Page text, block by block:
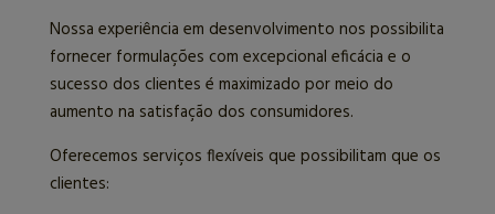
Nossa experiência em desenvolvimento nos possibilita
fornecer formulações com excepcional eficácia e o
sucesso dos clientes é maximizado por meio do
aumento na satisfação dos consumidores.
Oferecemos serviços flexíveis que possibilitam que os
clientes: